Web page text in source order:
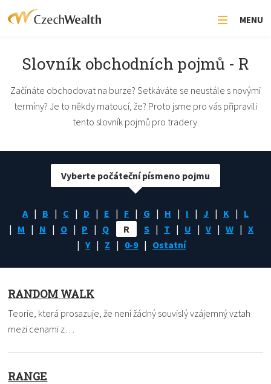
MENU
Slovník obchodních pojmů - R
Začínáte obchodovat na burze? Setkáváte se neustále s novými
termíny? Je to někdy matoucí, že? Proto jsme pro vás připravili
tento slovník pojmů pro tradery.
A B C D E F G H I J K
L
M
N O P Q R S T U V W
X
Y
Z 0-9 Ostatní
Vyberte počáteční písmeno pojmu
RANDOM WALK
Teorie, která prosazuje, že není žádný souvislý vzájemný vztah
mezi cenami z…
RANGE